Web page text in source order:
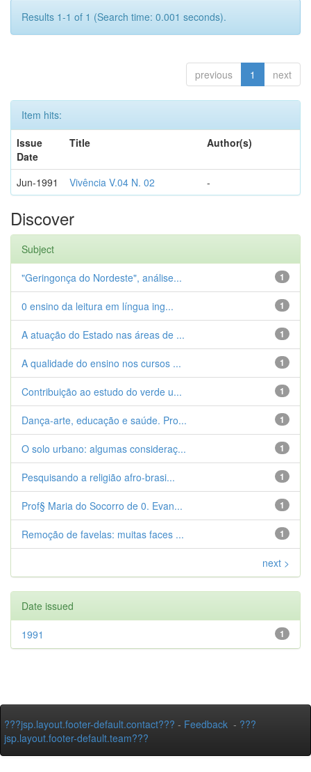
Results 1-1 of 1 (Search time: 0.001 seconds).
previous 1 next
Item hits:
Issue
Date
Title Author(s)
Jun-1991 Vivência V.04 N. 02 -
Discover
Subject
1
"Geringonça do Nordeste", análise...
1
0 ensino da leitura em língua ing...
1
A atuação do Estado nas áreas de ...
1
A qualidade do ensino nos cursos ...
1
Contribuição ao estudo do verde u...
1
Dança-arte, educação e saúde. Pro...
1
O solo urbano: algumas consideraç...
1
Pesquisando a religião afro-brasi...
1
Prof§ Maria do Socorro de 0. Evan...
1
Remoção de favelas: muitas faces ...
next >
Date issued
1
1991
???jsp.layout.footer-default.contact??? - Feedback - ???
jsp.layout.footer-default.team???